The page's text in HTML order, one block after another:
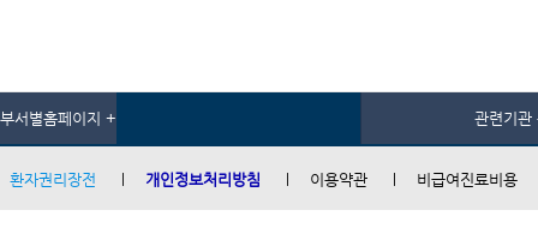
부서별홈페이지 + 관련기관
환자권리장전 개인정보처리방침 이용약관 비급여진료비용